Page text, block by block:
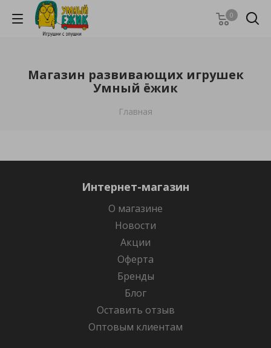
0
Магазин развивающих игрушек
Умный ёжик
Главная
Интернет-магазин
О магазине
Новости
Акции
Оферта
Бренды
Блог
Оставить отзыв
Оптовым клиентам